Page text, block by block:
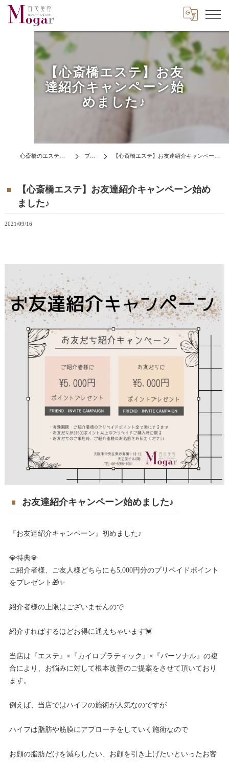
【心斎橋エステ】お友
達紹介キャンペーン始
めました♪
ブログ 【心斎橋エステ】お友達紹介キャンペーン始めました♪
【心斎橋エステ】お友達紹介キャンペーン始め
ました♪
2021/09/16
お友達紹介キャンペーン始めました♪
『お友達紹介キャンペーン』初めました♪
💎特典💎
ご紹介者様、ご友人様どちらにも5,000円分のプリペイドポイント
をプレゼント🎁✨
紹介者様の上限はございませんので
紹介すればするほどお得に通えちゃいます💓
当店は『エステ』×『カイロプラティック』×『パーソナル』の複
合により、お悩みに対して根本改善のご提案をさせて頂いており
ます。
例えば、当店ではハイフの施術が人気なのですが
ハイフは脂肪や筋膜にアプローチをしていく施術なので
お顔の脂肪だけを減らしたい、お顔を引き上げたいといったお客